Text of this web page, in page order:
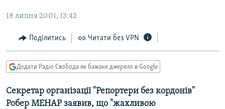
СВІТ
КИТАЙ.ВИКЛИКИ
МУЛЬТИМЕДІА
СПЕЦПРОЄКТИ
18 липня 2001, 13:42
Поділитись Читати без VPN
Додати Радіо Свобода як бажане джерело в Google
Секретар організації "Репортери без кордонів"
Робер МЕНАР заявив, що "жахливою